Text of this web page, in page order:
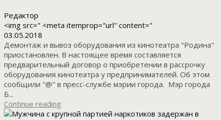
Редактор
<img src=" <meta itemprop="url" content="
03.05.2018
Демонтаж и вывоз оборудования из кинотеатра "Родина"
приостановлен. В настоящее время составляется
предварительный договор о приобретении в рассрочку
оборудования кинотеатра у предпринимателей. Об этом
сообщили "@" в пресс-службе мэрии города. Мэр города
Б...
Continue reading